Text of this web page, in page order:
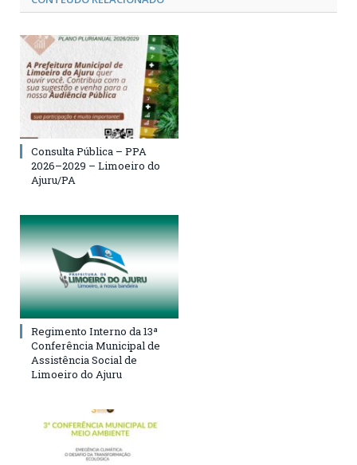
Consulta Pública – PPA
2026–2029 – Limoeiro do
Ajuru/PA
Regimento Interno da 13ª
Conferência Municipal de
Assistência Social de
Limoeiro do Ajuru